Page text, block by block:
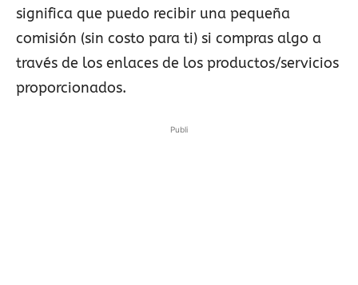
significa que puedo recibir una pequeña
comisión (sin costo para ti) si compras algo a
través de los enlaces de los productos/servicios
proporcionados.
Publi